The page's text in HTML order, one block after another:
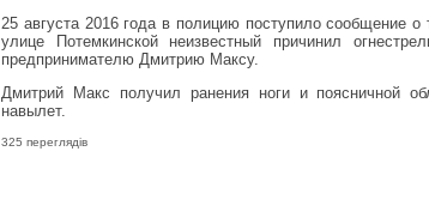
25 августа 2016 года в полицию поступило сообщение
улице Потемкинской неизвестный причинил
предпринимателю Дмитрию Максу.
Дмитрий Макс получил ранения ноги и поясничной
навылет.
325 переглядів